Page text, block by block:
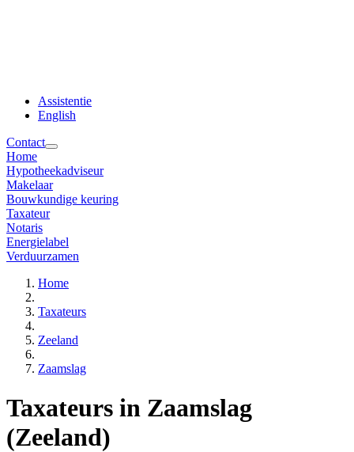
Assistentie
English
Contact
Home
Hypotheekadviseur
Makelaar
Bouwkundige keuring
Taxateur
Notaris
Energielabel
Verduurzamen
Home
Taxateurs
Zeeland
Zaamslag
Taxateurs in Zaamslag
(Zeeland)